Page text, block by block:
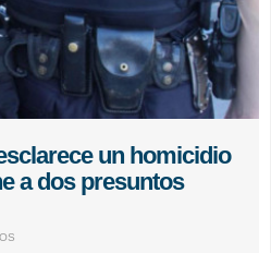
un homicidio
a dos presuntos